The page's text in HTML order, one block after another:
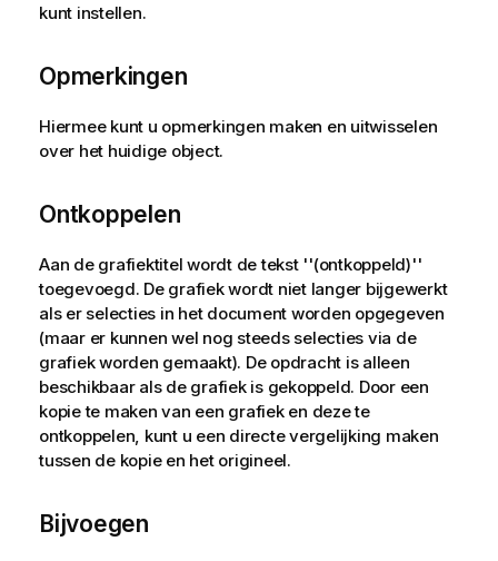
kunt instellen.
Opmerkingen
Hiermee kunt u opmerkingen maken en uitwisselen
over het huidige object.
Ontkoppelen
Aan de grafiektitel wordt de tekst ''(ontkoppeld)''
toegevoegd. De grafiek wordt niet langer bijgewerkt
als er selecties in het document worden opgegeven
(maar er kunnen wel nog steeds selecties via de
grafiek worden gemaakt). De opdracht is alleen
beschikbaar als de grafiek is gekoppeld. Door een
kopie te maken van een grafiek en deze te
ontkoppelen, kunt u een directe vergelijking maken
tussen de kopie en het origineel.
Bijvoegen